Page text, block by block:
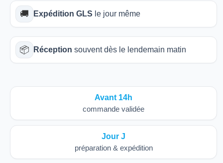
🚚 Expédition GLS le jour même
📦 Réception souvent dès le lendemain matin
Avant 14h
commande validée
Jour J
préparation & expédition